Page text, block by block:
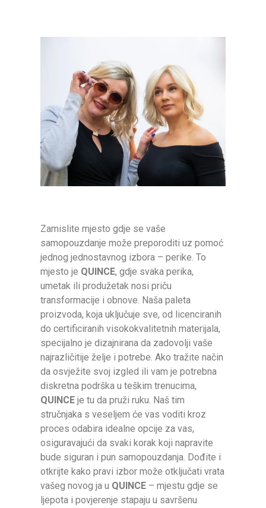
Zamislite mjesto gdje se vaše
samopouzdanje može preporoditi uz pomoć
jednog jednostavnog izbora – perike. To
mjesto je QUINCE, gdje svaka perika,
umetak ili produžetak nosi priču
transformacije i obnove. Naša paleta
proizvoda, koja uključuje sve, od licenciranih
do certificiranih visokokvalitetnih materijala,
specijalno je dizajnirana da zadovolji vaše
najrazličitije želje i potrebe. Ako tražite način
da osvježite svoj izgled ili vam je potrebna
diskretna podrška u teškim trenucima,
QUINCE je tu da pruži ruku. Naš tim
stručnjaka s veseljem će vas voditi kroz
proces odabira idealne opcije za vas,
osiguravajući da svaki korak koji napravite
bude siguran i pun samopouzdanja. Dođite i
otkrijte kako pravi izbor može otključati vrata
vašeg novog ja u QUINCE – mjestu gdje se
ljepota i povjerenje stapaju u savršenu